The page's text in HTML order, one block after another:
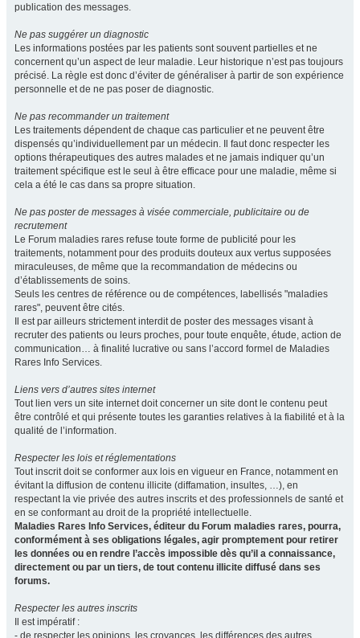
publication des messages.
Ne pas suggérer un diagnostic
Les informations postées par les patients sont souvent partielles et ne
concernent qu’un aspect de leur maladie. Leur historique n’est pas toujours
précisé. La règle est donc d’éviter de généraliser à partir de son expérience
personnelle et de ne pas poser de diagnostic.
Ne pas recommander un traitement
Les traitements dépendent de chaque cas particulier et ne peuvent être
dispensés qu’individuellement par un médecin. Il faut donc respecter les
options thérapeutiques des autres malades et ne jamais indiquer qu’un
traitement spécifique est le seul à être efficace pour une maladie, même si
cela a été le cas dans sa propre situation.
Ne pas poster de messages à visée commerciale, publicitaire ou de
recrutement
Le Forum maladies rares refuse toute forme de publicité pour les
traitements, notamment pour des produits douteux aux vertus supposées
miraculeuses, de même que la recommandation de médecins ou
d’établissements de soins.
Seuls les centres de référence ou de compétences, labellisés "maladies
rares", peuvent être cités.
Il est par ailleurs strictement interdit de poster des messages visant à
recruter des patients ou leurs proches, pour toute enquête, étude, action de
communication… à finalité lucrative ou sans l’accord formel de Maladies
Rares Info Services.
Liens vers d’autres sites internet
Tout lien vers un site internet doit concerner un site dont le contenu peut
être contrôlé et qui présente toutes les garanties relatives à la fiabilité et à la
qualité de l’information.
Respecter les lois et réglementations
Tout inscrit doit se conformer aux lois en vigueur en France, notamment en
évitant la diffusion de contenu illicite (diffamation, insultes, …), en
respectant la vie privée des autres inscrits et des professionnels de santé et
en se conformant au droit de la propriété intellectuelle.
Maladies Rares Info Services, éditeur du Forum maladies rares, pourra,
conformément à ses obligations légales, agir promptement pour retirer
les données ou en rendre l’accès impossible dès qu’il a connaissance,
directement ou par un tiers, de tout contenu illicite diffusé dans ses
forums.
Respecter les autres inscrits
Il est impératif :
- de respecter les opinions, les croyances, les différences des autres